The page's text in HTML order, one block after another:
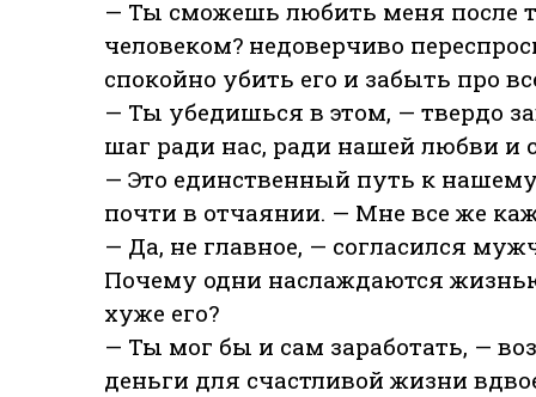
— Ты сможешь любить меня после
человеком? недоверчиво
спокойно убить его и забыть про
— Ты убедишься в этом, — твердо
шаг ради нас, ради нашей любви и
— Это единственный путь к
почти в отчаянии. — Мне все же
— Да, не главное, — согласился
Почему одни наслаждаются
хуже его?
— Ты мог бы и сам заработать, —
деньги для счастливой жизни